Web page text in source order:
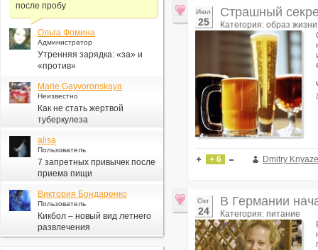
Июл
25
Страшный
Категория: образ жизни
+ 6 Dmitry
Окт
24
В Германии
Категория: питание
после пробу
Ольга Фомина
Администратор
Утренняя зарядка: «за» и
«против»
Marie Gayvoronskaya
Неизвестно
Как не стать жертвой
туберкулеза
alisa
Пользователь
7 запретных привычек после
приема пищи
Виктория Бондаренко
Пользователь
Кикбол – новый вид летнего
развлечения